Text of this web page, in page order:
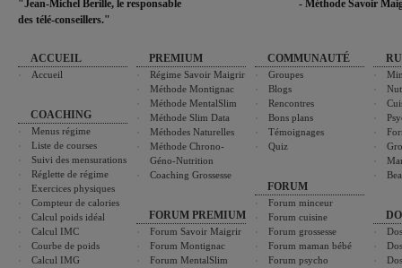
"Jean-Michel Berille, le responsable
des télé-conseillers."
- Méthode Savoir
ACCUEIL
Accueil
COACHING
Menus régime
Liste de courses
Suivi des mensurations
Réglette de régime
Exercices physiques
Compteur de calories
Calcul poids idéal
Calcul IMC
Courbe de poids
Calcul IMG
PREMIUM
Régime Savoir Maigrir
Méthode Montignac
Méthode MentalSlim
Méthode Slim Data
Méthodes Naturelles
Méthode Chrono-
Géno-Nutrition
Coaching Grossesse
FORUM PREMIUM
Forum Savoir Maigrir
Forum Montignac
Forum MentalSlim
COMMUNAUTÉ
Groupes
Blogs
Rencontres
Bons plans
Témoignages
Quiz
FORUM
Forum minceur
Forum cuisine
Forum grossesse
Forum maman bébé
Forum psycho